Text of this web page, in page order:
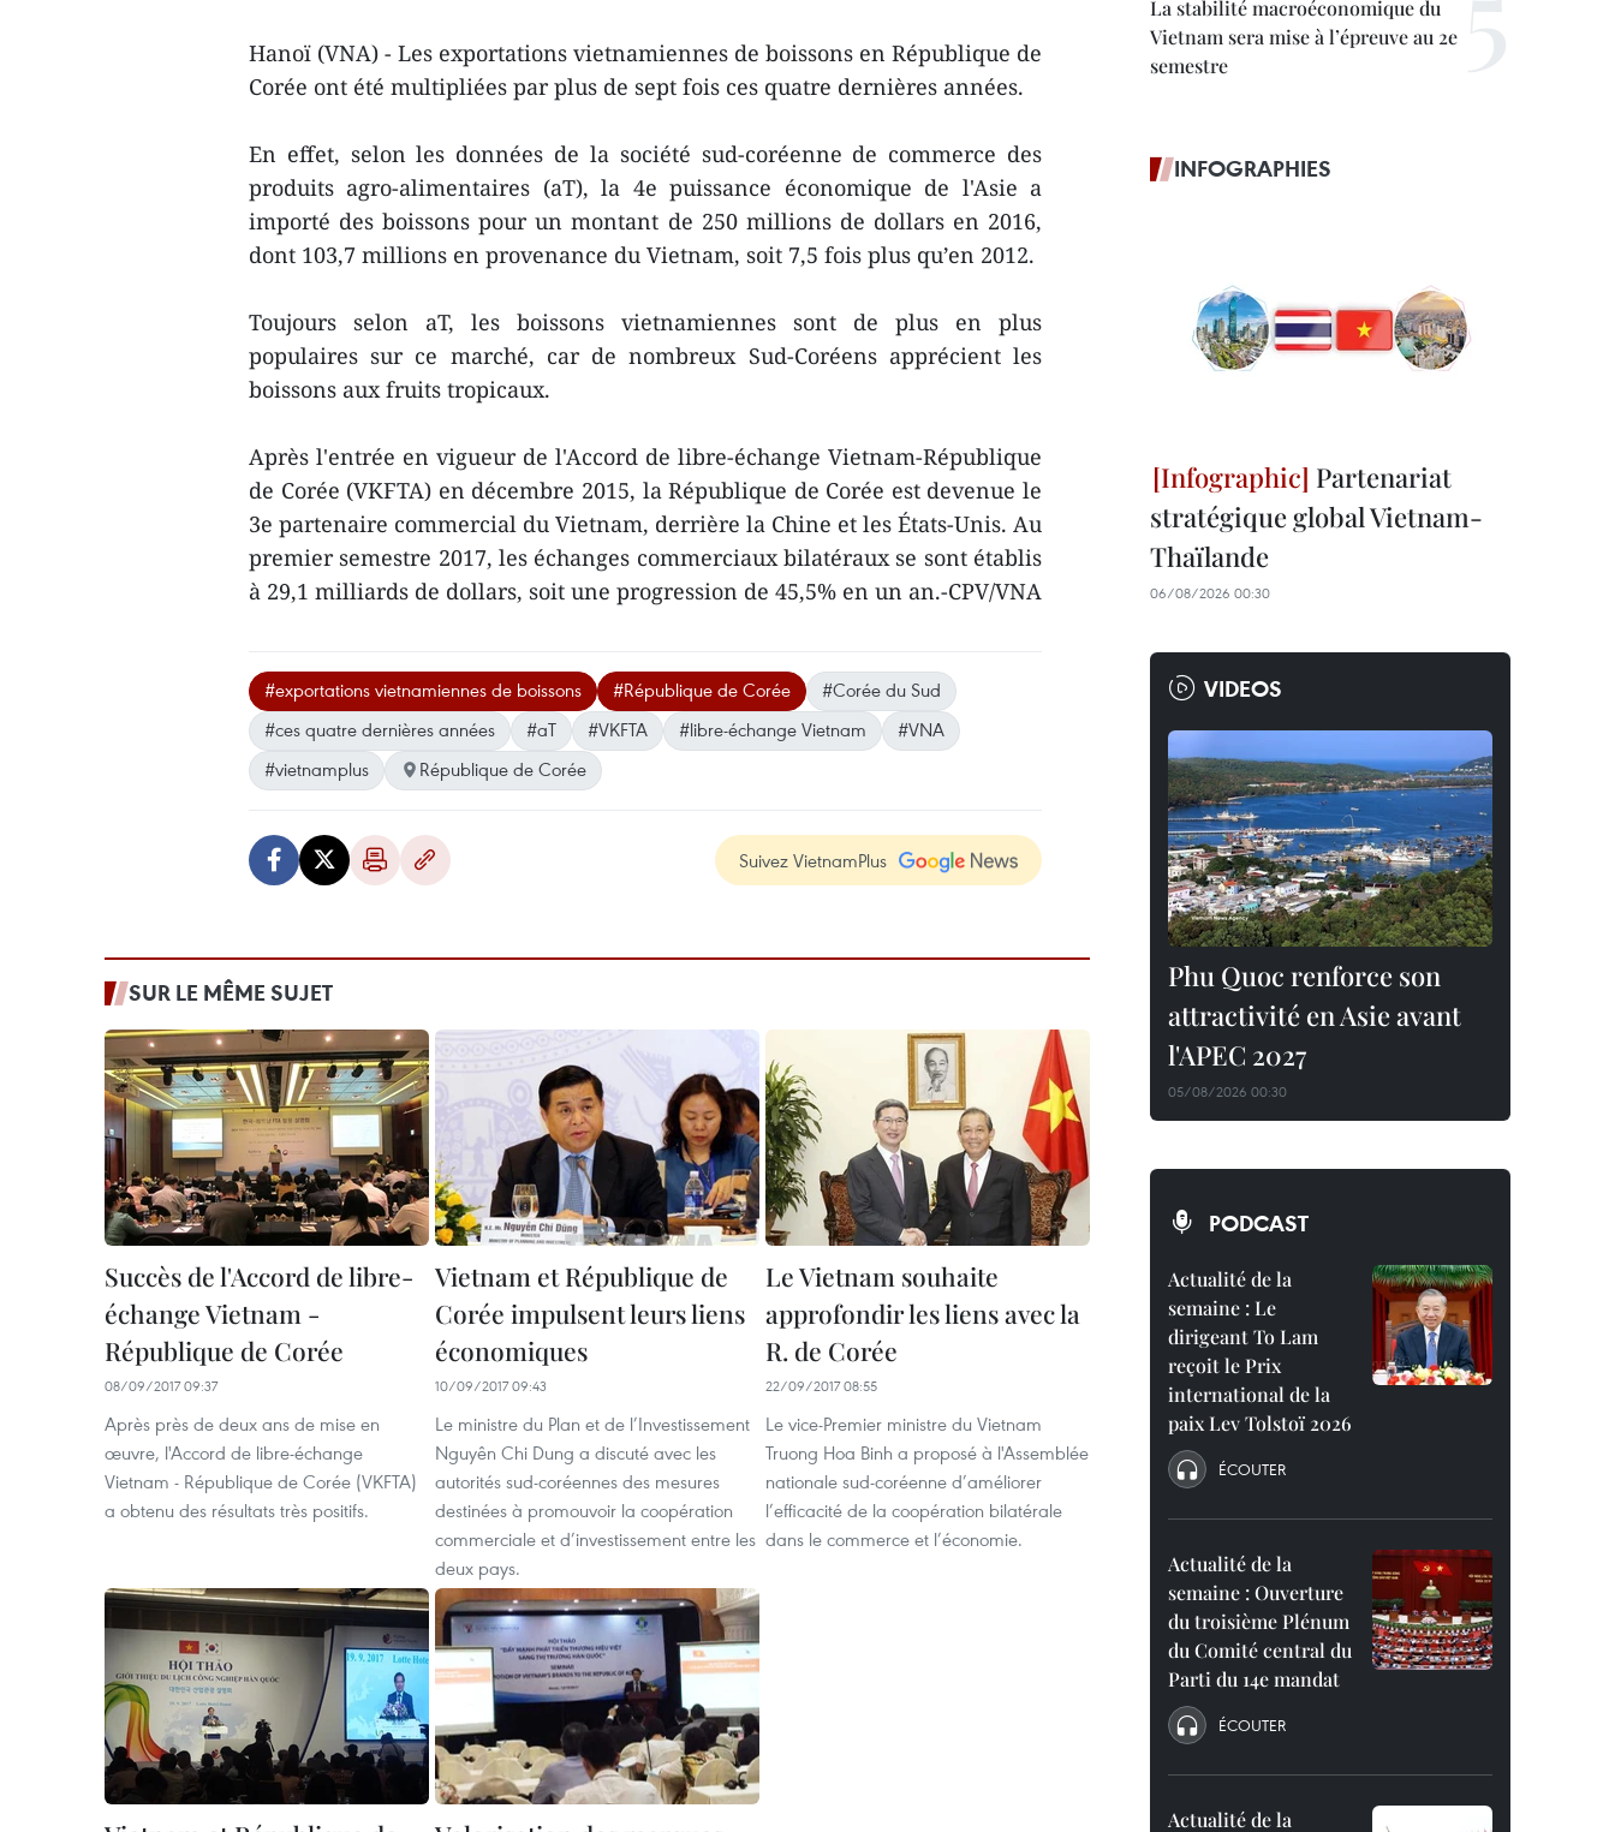
Hanoï (VNA) - Les exportations vietnamiennes de boissons en République de
Corée ont été multipliées par plus de sept fois ces quatre dernières années.
En effet, selon les données de la société sud-coréenne de commerce des
produits agro-alimentaires (aT), la 4e puissance économique de l'Asie a
importé des boissons pour un montant de 250 millions de dollars en 2016,
dont 103,7 millions en provenance du Vietnam, soit 7,5 fois plus qu’en 2012.
Toujours selon aT, les boissons vietnamiennes sont de plus en plus
populaires sur ce marché, car de nombreux Sud-Coréens apprécient les
boissons aux fruits tropicaux.
Après l'entrée en vigueur de l'Accord de libre-échange Vietnam-République
de Corée (VKFTA) en décembre 2015, la ​République de Corée est devenue le
3e partenaire commercial du Vietnam, derrière la Chine et les États-Unis. Au
premier semestre 2017, les échanges commerciaux bilatéraux se sont établis
à 29,1 milliards de dollars, soit une progression de 45,5% en un an.-CPV/VNA
#exportations vietnamiennes de boissons #République de Corée
#Corée du Sud
#ces quatre dernières années
#aT #VKFTA #libre-échange Vietnam
#VNA
#vietnamplus
République de Corée
Suivez VietnamPlus
SUR LE MÊME SUJET
Succès de l'Accord de libre-
échange Vietnam -
République de Corée
08/09/2017 09:37
Après près de deux ans de mise en
œuvre, l'Accord de libre-échange
Vietnam - République de Corée (VKFTA)
a obtenu des résultats très positifs.
Vietnam et République de
Corée impulsent leurs liens
économiques
10/09/2017 09:43
Le ministre du Plan et de l’Investissement
Nguyên Chi Dung a discuté avec les
autorités sud-coréennes des mesures
destinées à promouvoir la coopération
commerciale et d’investissement entre les
deux pays.
Le Vietnam souhaite
approfondir les liens avec la
R​. de Corée
22/09/2017 08:55
Le vice-Premier ministre du Vietnam
Truong Hoa Binh a proposé à l'Assemblée
nationale sud-coréenne d’améliorer
l’efficacité de la coopération bilatérale
dans le commerce et l’économie.
La stabilité macroéconomique du
Vietnam sera mise à l’épreuve au 2e
semestre
INFOGRAPHIES
Partenariat
stratégique global Vietnam-
Thaïlande
06/08/2026 00:30
VIDEOS
Phu Quoc renforce son
attractivité en Asie avant
l'APEC 2027
05/08/2026 00:30
PODCAST
Actualité de la
semaine : Le
dirigeant To Lam
reçoit le Prix
international de la
paix Lev Tolstoï 2026
ÉCOUTER
Actualité de la
semaine : Ouverture
du troisième Plénum
du Comité central du
Parti du 14e mandat
ÉCOUTER
Actualité de la